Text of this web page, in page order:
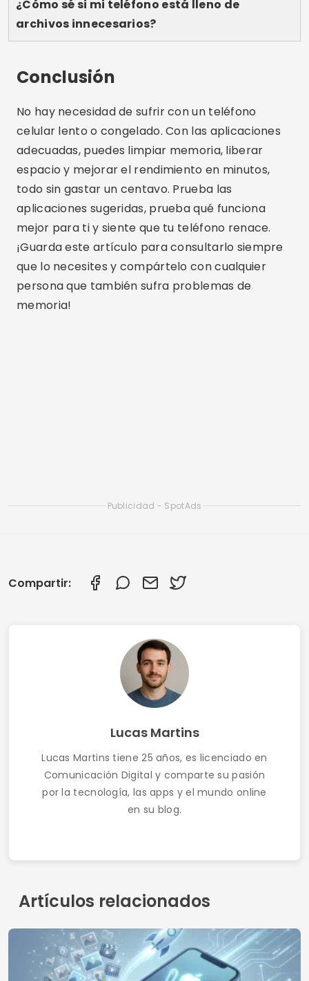
Lucas Martins
Lucas Martins tiene 25 años, es licenciado en
Comunicación Digital y comparte su pasión
en su blog.
Artículos relacionados
smartphone: Descubre las mejores
Cómo conseguir Wi-Fi gratis con apps: Guía
actualizada (2025)
Contacto
Política de privacidad
Terminos de uso